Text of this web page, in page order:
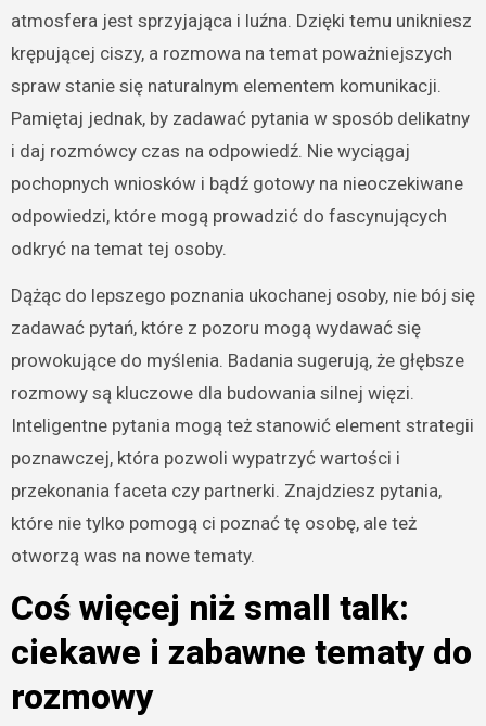
atmosfera jest sprzyjająca i luźna. Dzięki temu unikniesz
krępującej ciszy, a rozmowa na temat poważniejszych
spraw stanie się naturalnym elementem komunikacji.
Pamiętaj jednak, by zadawać pytania w sposób delikatny
i daj rozmówcy czas na odpowiedź. Nie wyciągaj
pochopnych wniosków i bądź gotowy na nieoczekiwane
odpowiedzi, które mogą prowadzić do fascynujących
odkryć na temat tej osoby.
Dążąc do lepszego poznania ukochanej osoby, nie bój się
zadawać pytań, które z pozoru mogą wydawać się
prowokujące do myślenia. Badania sugerują, że głębsze
rozmowy są kluczowe dla budowania silnej więzi.
Inteligentne pytania mogą też stanowić element strategii
poznawczej, która pozwoli wypatrzyć wartości i
przekonania faceta czy partnerki. Znajdziesz pytania,
które nie tylko pomogą ci poznać tę osobę, ale też
otworzą was na nowe tematy.
Coś więcej niż small talk:
ciekawe i zabawne tematy do
rozmowy